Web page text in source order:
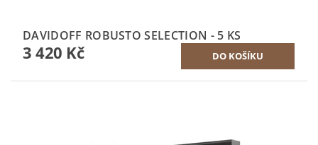
DAVIDOFF ROBUSTO SELECTION - 5 KS
3 420 Kč